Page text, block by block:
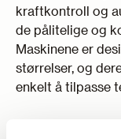
kraftkontroll og
de pålitelige og
Maskinene er
størrelser, og
enkelt å tilpasse